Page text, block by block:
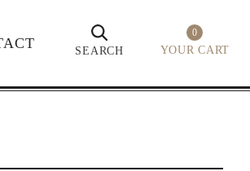
SEARCH
0
YOUR CART